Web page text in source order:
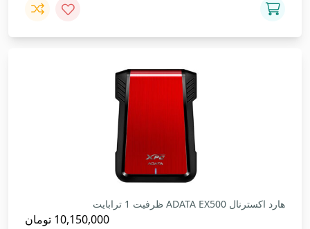
هارد اکسترنال ADATA EX500 ظرفیت 1 ترابایت
10,150,000 تومان